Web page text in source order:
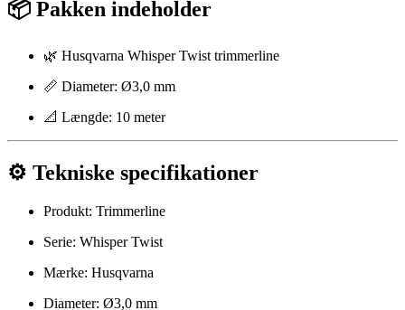
📦 Pakken indeholder
🌿 Husqvarna Whisper Twist trimmerline
📏 Diameter: Ø3,0 mm
📐 Længde: 10 meter
⚙️ Tekniske specifikationer
Produkt: Trimmerline
Serie: Whisper Twist
Mærke: Husqvarna
Diameter: Ø3,0 mm